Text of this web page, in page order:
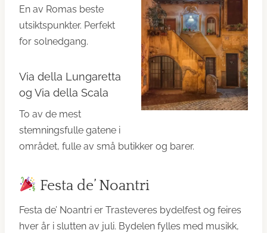
En av Romas beste
utsiktspunkter. Perfekt
for solnedgang.
Via della Lungaretta
og Via della Scala
To av de mest
stemningsfulle gatene i
området, fulle av små butikker og barer.
Festa de’ Noantri
Festa de’ Noantri er Trasteveres bydelfest og feires
hver år i slutten av juli. Bydelen fylles med musikk,